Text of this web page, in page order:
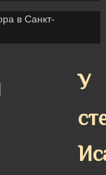
в Санкт-
У